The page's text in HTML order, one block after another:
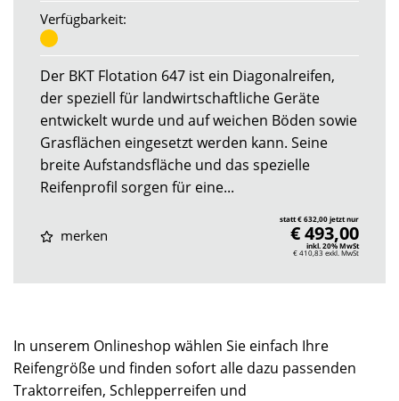
Verfügbarkeit:
Der BKT Flotation 647 ist ein Diagonalreifen,
der speziell für landwirtschaftliche Geräte
entwickelt wurde und auf weichen Böden sowie
Grasflächen eingesetzt werden kann. Seine
breite Aufstandsfläche und das spezielle
Reifenprofil sorgen für eine...
merken
statt € 632,00 jetzt nur
€ 493,00
inkl. 20% MwSt
€ 410,83 exkl. MwSt
In unserem Onlineshop wählen Sie einfach Ihre
Reifengröße und finden sofort alle dazu passenden
Traktorreifen, Schlepperreifen und